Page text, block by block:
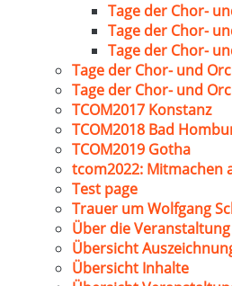
Tage der Chor-
Tage der Chor-
Tage der Chor-
Tage der Chor- und
Tage der Chor- und
TCOM2017 Konstanz
TCOM2018 Bad
TCOM2019 Gotha
tcom2022: Mitmachen
Test page
Trauer um Wolfgang
Über die Veranstaltung
Übersicht
Übersicht Inhalte